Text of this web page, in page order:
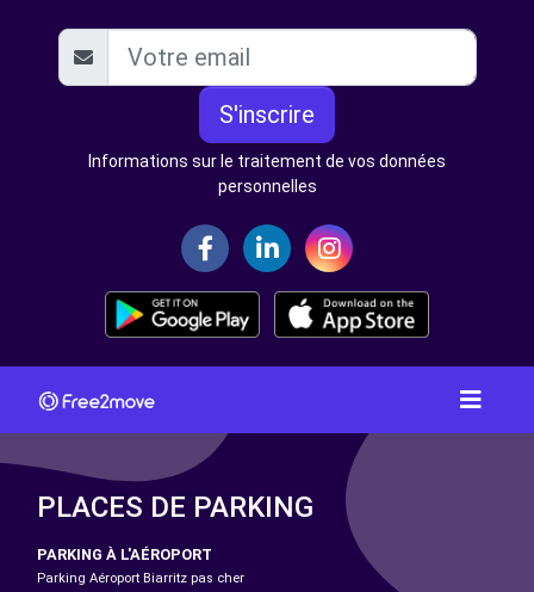
S'inscrire
Informations sur le traitement de vos données
personnelles
PLACES DE PARKING
PARKING À L'AÉROPORT
Parking Aéroport Biarritz pas cher